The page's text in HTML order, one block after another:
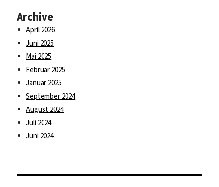
Archive
April 2026
Juni 2025
Mai 2025
Februar 2025
Januar 2025
September 2024
August 2024
Juli 2024
Juni 2024